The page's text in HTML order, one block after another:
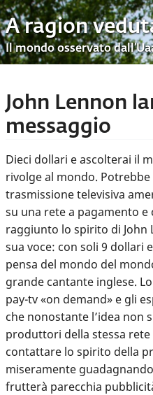
A ragion
Il mondo osservato
John Lennon
messaggio
Dieci dollari e ascolterai il
rivolge al mondo.
trasmissione televisiva
su una rete a pagamento
raggiunto lo spirito di John
sua voce: con soli 9 dollari
pensa del mondo del
grande cantante inglese.
pay-tv «on demand» e gli
che nonostante l’idea non
produttori della stessa
contattare lo spirito della
miseramente
frutterà parecchia